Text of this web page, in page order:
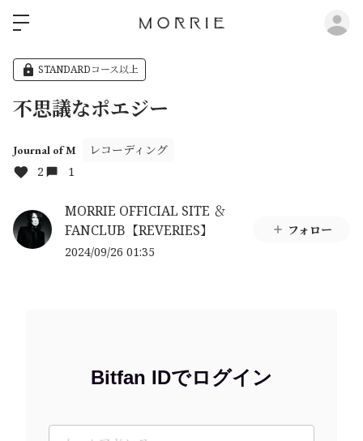
STANDARDコース以上
不思議なポエジー
Journal of M
レコーディング
2
1
MORRIE OFFICIAL SITE ＆
FANCLUB【REVERIES】
2024/09/26 01:35
フォロー
Bitfan IDでログイン